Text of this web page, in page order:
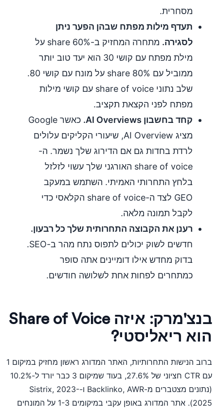
מסחרית.
תעדף מילות מפתח שבהן הפער ניתן
לסגירה.
מתחרה המחזיק ב-60% share על
מילת מפתח עם קושי 30 הוא יעד טוב יותר
ממוביל עם 80% share על מונח עם קושי 80.
שלב נתוני share of voice עם קושי מילות
מפתח לפני הקצאת תקציב.
קחד בחשבון AI Overviews.
כאשר Google
מציג AI Overview, שיעורי הקליקים עלולים
לרדת בחדות גם אם הדירוג שלך נשמר. ה-
share of voice האורגני שלך עשוי לזלזל
בלחץ התחרותי האמיתי. השתמש במעקב
GEO לצד ה-share of voice הקלאסי כדי
לקבל תמונה מלאה.
רענן את הקבוצה התחרותית שלך כל רבעון.
חדשים לשוק יכולים לתפוס נתח מהר ב-SEO.
בדוק מחדש אילו דומיינים אתה סופר
כמתחרים לפחות אחת לשלושה חודשים.
בנצ'מרק: איזה Share of Voice
הוא ריאליסטי?
ברוב הנישות התחרותיות, האתר המדורג ראשון מחזיק במיקום 1
עם CTR חציוני של 27.6%, בעוד שמיקום 3 כבר יורד ל-10.2%
(נתונים מצטברים מ-Backlinko, AWR ו-Sistrix, 2023-
2025). אתר המדורג באופן עקבי במיקומים 1-3 על המונחים